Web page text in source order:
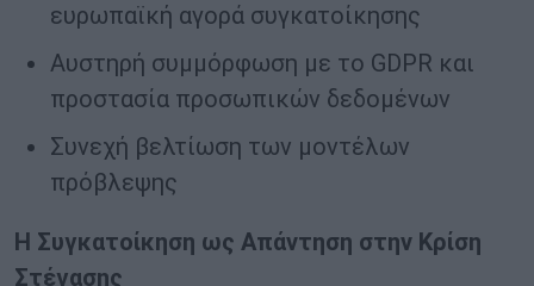
ευρωπαϊκή αγορά συγκατοίκησης
Αυστηρή συμμόρφωση με το GDPR και
προστασία προσωπικών δεδομένων
Συνεχή βελτίωση των μοντέλων
πρόβλεψης
Η Συγκατοίκηση ως Απάντηση στην Κρίση
Στέγασης